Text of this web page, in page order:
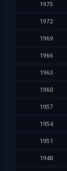
1975
1972
1969
1966
1963
1960
1957
1954
1951
1948